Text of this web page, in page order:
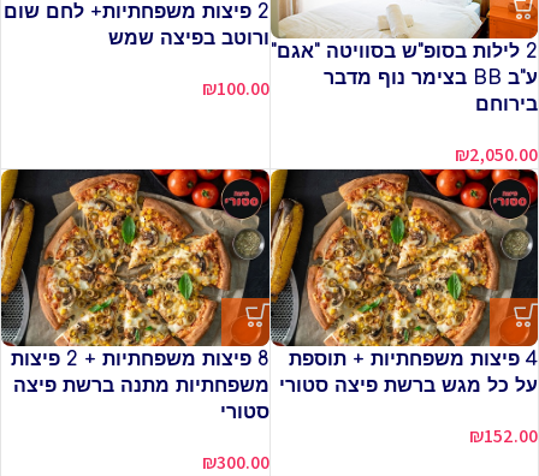
2 לילות בסופ"ש בסוויטה "אגם"
ע"ב BB בצימר נוף מדבר
בירוחם
₪2,050.00
2 פיצות משפחתיות+ לחם שום
ורוטב בפיצה שמש
₪100.00
4 פיצות משפחתיות + תוספת
על כל מגש ברשת פיצה סטורי
₪152.00
8 פיצות משפחתיות + 2 פיצות
משפחתיות מתנה ברשת פיצה
סטורי
₪300.00